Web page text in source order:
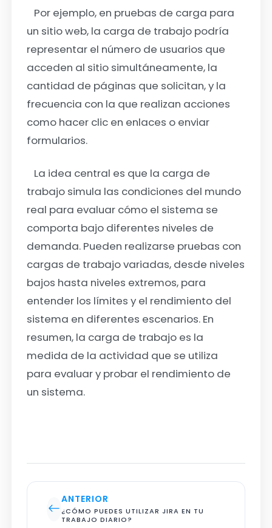
Por ejemplo, en pruebas de carga para
un sitio web, la carga de trabajo podría
representar el número de usuarios que
acceden al sitio simultáneamente, la
cantidad de páginas que solicitan, y la
frecuencia con la que realizan acciones
como hacer clic en enlaces o enviar
formularios.
La idea central es que la carga de
trabajo simula las condiciones del mundo
real para evaluar cómo el sistema se
comporta bajo diferentes niveles de
demanda. Pueden realizarse pruebas con
cargas de trabajo variadas, desde niveles
bajos hasta niveles extremos, para
entender los límites y el rendimiento del
sistema en diferentes escenarios. En
resumen, la carga de trabajo es la
medida de la actividad que se utiliza
para evaluar y probar el rendimiento de
un sistema.
ANTERIOR
¿CÓMO PUEDES UTILIZAR JIRA EN TU
TRABAJO DIARIO?